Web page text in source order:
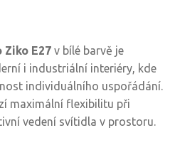
Ziko E27 v bílé barvě je
i industriální interiéry, kde
individuálního uspořádání.
maximální flexibilitu při
vedení svítidla v prostoru.